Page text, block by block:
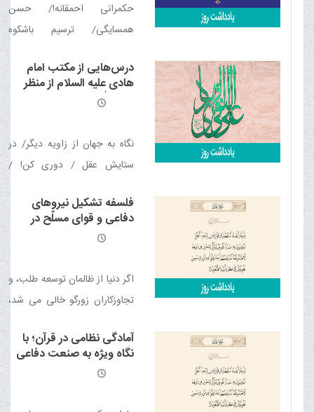
حکمرانی احمقانه!/ حسن
همسایگی/ ترسیم باشکوه
پی عقل کامل/ گناهان‏ کوچک
وقتی که انبوه‏ می‏شود!/ معیار برتر
درس‌هایی از مکتب امام
هادی علیه السلام از منظر
آیت الله العظمی مکارم
نگاه به جهان از زاویه دیگر/ در
ستایش عقل / دوری کن! /
سرچشمه‌ها / پذیرش اشتباه /
سرنوشت شوم / عظمت و
فلسفه تشکيل نيروهاى
دفاعى و قواى مسلّح‏ در
آيينه آيات قرآن
اگر دنیا از ظالمان توسعه طلب، و
تجاوزکاران زورگو خالى مى ‏شد،
مرزهاى کشورها مورد نیاز نبود.
تمام مردم دنیا در کشورهاى خود،
یکدیگر روابط تجارى و فرهنگى
آمادگی نظامی در قرآن؛ با
نگاه ويژه به صنعت دفاعی